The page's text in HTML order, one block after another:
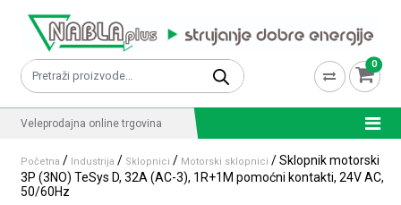
Pretraži: 0
Veleprodajna online trgovina
Početna / Industrija / Sklopnici / Motorski sklopnici / Sklopnik motorski
3P (3NO) TeSys D, 32A (AC-3), 1R+1M pomoćni kontakti, 24V AC,
50/60Hz